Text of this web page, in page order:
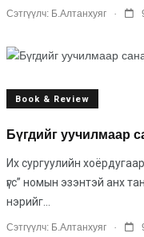
Сэтгүүлч: Б.Алтанхуяг
Book & Review
Бүгдийг уучилмаар
Их сургуулийн
үгс” номын эзэнтэй анх
нэрийг...
Сэтгүүлч: Б.Алтанхуяг .